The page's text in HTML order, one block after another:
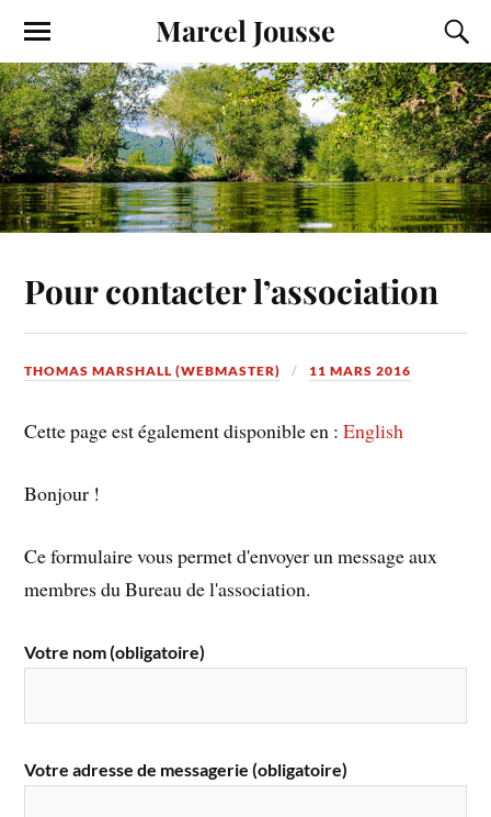
Marcel Jousse
Pour contacter l’association
THOMAS MARSHALL (WEBMASTER) 11 MARS 2016
Cette page est également disponible en :English
Bonjour !
Ce formulaire vous permet d'envoyer un message aux
membres du Bureau de l'association.
Votre nom (obligatoire)
Votre adresse de messagerie (obligatoire)